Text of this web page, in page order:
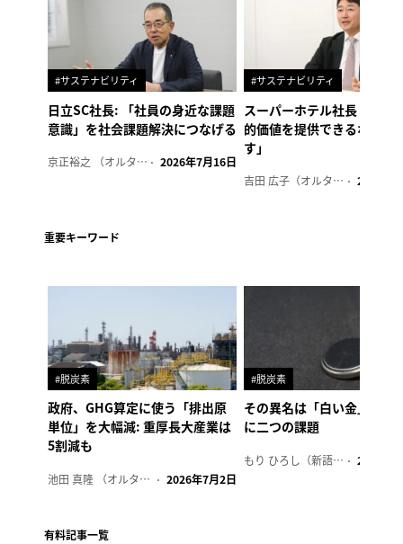
#サステナビリティ
日立SC社長: 「社員の身近な課題
意識」を社会課題解決につなげる
京正裕之 （オルタナ副編集長） 2026年7月16日
#サステナビリティ
スーパーホテル社長「地域
的価値を提供できるホテル
す」
吉田 広子（オルタナ輪番編集長） 2026年6
重要キーワード
#脱炭素
政府、GHG算定に使う「排出原
単位」を大幅減: 重厚長大産業は
5割減も
池田 真隆 （オルタナ輪番編集長） 2026年7月2日
#脱炭素
その異名は「白い金」、リ
に二つの課題
もり ひろし（新語ウォッチャー） 2023年7
有料記事一覧